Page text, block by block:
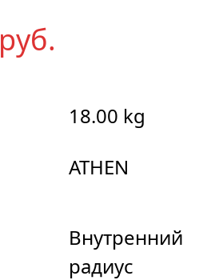
руб.
18.00 kg
ATHEN
Внутренний
радиус